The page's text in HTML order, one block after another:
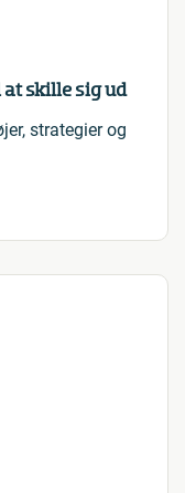
at skille sig ud
strategier og